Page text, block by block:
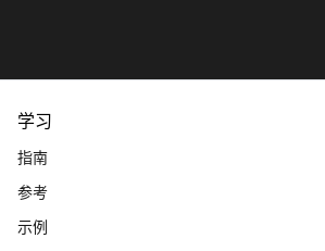
学习
指南
参考
示例